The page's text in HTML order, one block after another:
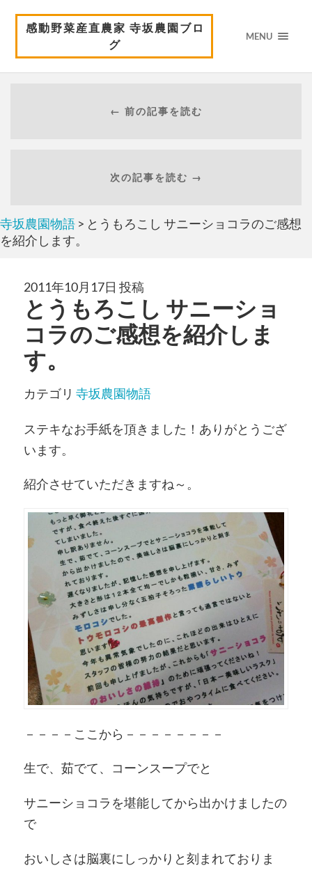
感動野菜産直農家 寺坂農園ブロ
グ
MENU
← 前の記事を読む
次の記事を読む →
寺坂農園物語 > とうもろこし サニーショコラのご感想
を紹介します。
2011年10月17日 投稿
とうもろこし サニーショ
コラのご感想を紹介しま
す。
カテゴリ 寺坂農園物語
ステキなお手紙を頂きました！ありがとうござ
います。
紹介させていただきますね～。
－－－－ここから－－－－－－－－
生で、茹でて、コーンスープでと
サニーショコラを堪能してから出かけましたの
で
おいしさは脳裏にしっかりと刻まれておりま